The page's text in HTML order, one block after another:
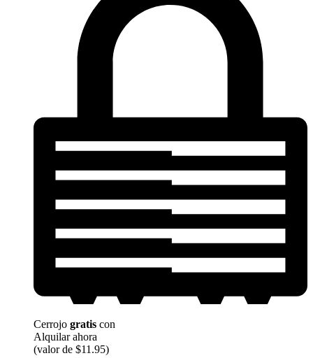
Cerrojo gratis con
Alquilar ahora
(valor de $11.95)